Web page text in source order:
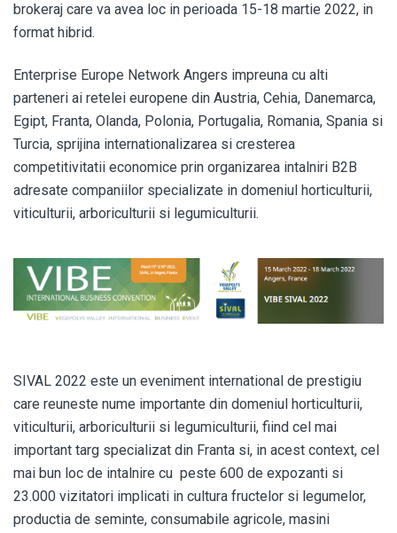
brokeraj care va avea loc in perioada 15-18 martie 2022, in
format hibrid.
Enterprise Europe Network Angers impreuna cu alti
parteneri ai retelei europene din Austria, Cehia, Danemarca,
Egipt, Franta, Olanda, Polonia, Portugalia, Romania, Spania si
Turcia, sprijina internationalizarea si cresterea
competitivitatii economice prin organizarea intalniri B2B
adresate companiilor specializate in domeniul horticulturii,
viticulturii, arboriculturii si legumiculturii.
SIVAL 2022 este un eveniment international de prestigiu
care reuneste nume importante din domeniul horticulturii,
viticulturii, arboriculturii si legumiculturii, fiind cel mai
important targ specializat din Franta si, in acest context, cel
mai bun loc de intalnire cu peste 600 de expozanti si
23.000 vizitatori implicati in cultura fructelor si legumelor,
productia de seminte, consumabile agricole, masini